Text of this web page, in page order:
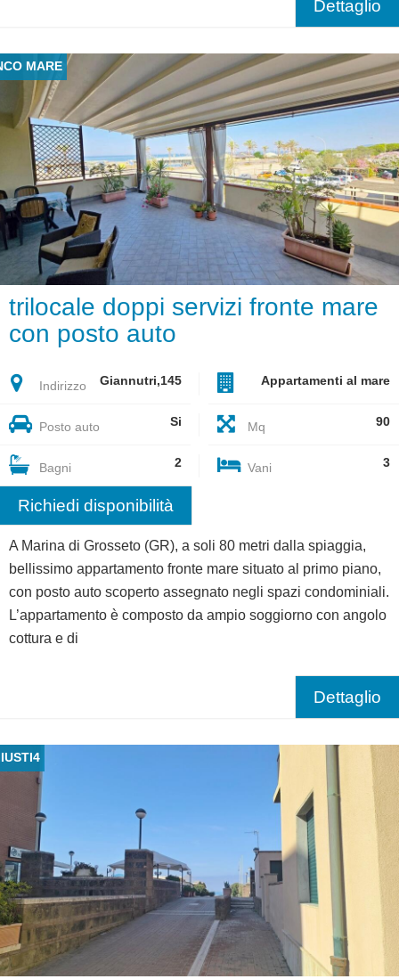
Dettaglio
MARE
trilocale doppi servizi fronte mare
con posto auto
Indirizzo Giannutri,145 Appartamenti al mare
Posto auto Si Mq 90
Bagni 2 Vani 3
Richiedi disponibilità
A Marina di Grosseto (GR), a soli 80 metri dalla spiaggia,
bellissimo appartamento fronte mare situato al primo piano,
con posto auto scoperto assegnato negli spazi condominiali.
L’appartamento è composto da ampio soggiorno con angolo
cottura e di
Dettaglio